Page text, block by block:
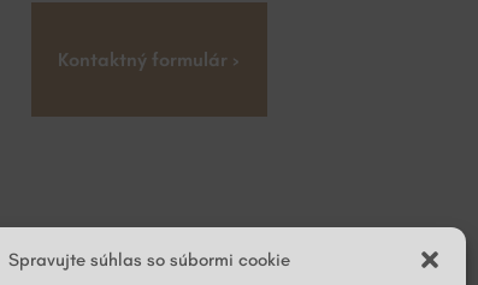
Spravujte súhlas so súbormi cookie
Kontaktný formulár ›